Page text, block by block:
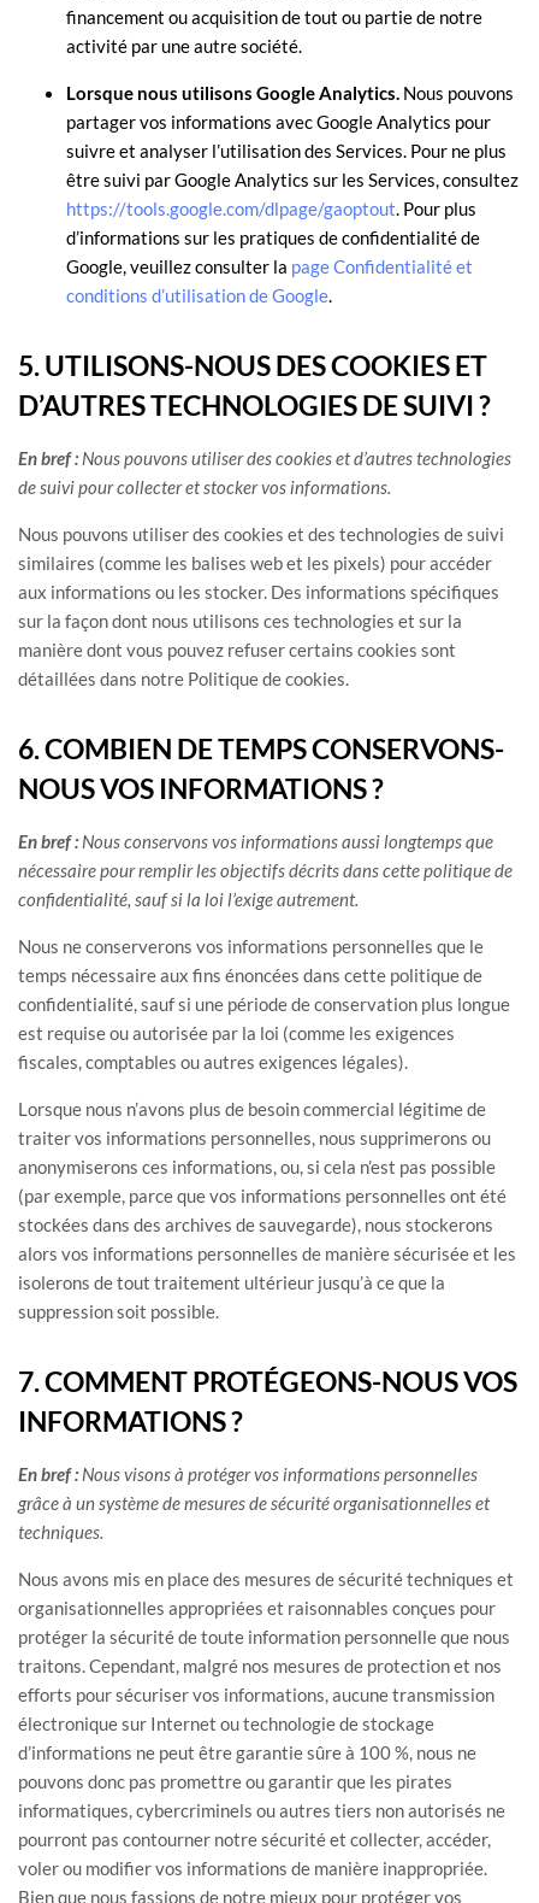
financement ou acquisition de tout ou partie de notre
activité par une autre société.
Lorsque nous utilisons Google Analytics. Nous pouvons
partager vos informations avec Google Analytics pour
suivre et analyser l’utilisation des Services. Pour ne plus
être suivi par Google Analytics sur les Services, consultez
https://tools.google.com/dlpage/gaoptout. Pour plus
d’informations sur les pratiques de confidentialité de
Google, veuillez consulter la page Confidentialité et
conditions d’utilisation de Google.
5. UTILISONS-NOUS DES COOKIES ET
D’AUTRES TECHNOLOGIES DE SUIVI ?
En bref : Nous pouvons utiliser des cookies et d’autres technologies
de suivi pour collecter et stocker vos informations.
Nous pouvons utiliser des cookies et des technologies de suivi
similaires (comme les balises web et les pixels) pour accéder
aux informations ou les stocker. Des informations spécifiques
sur la façon dont nous utilisons ces technologies et sur la
manière dont vous pouvez refuser certains cookies sont
détaillées dans notre Politique de cookies.
6. COMBIEN DE TEMPS CONSERVONS-
NOUS VOS INFORMATIONS ?
En bref : Nous conservons vos informations aussi longtemps que
nécessaire pourremplirles objectifs décrits dans cette politique de
confidentialité, sauf si la loi l’exige autrement.
Nous ne conserverons vos informations personnelles que le
temps nécessaire aux fins énoncées dans cette politique de
confidentialité, sauf si une période de conservation plus longue
est requise ou autorisée par la loi (comme les exigences
fiscales, comptables ou autres exigences légales).
Lorsque nous n’avons plus de besoin commercial légitime de
traiter vos informations personnelles, nous supprimerons ou
anonymiserons ces informations, ou, si cela n’est pas possible
(par exemple, parce que vos informations personnelles ont été
stockées dans des archives de sauvegarde), nous stockerons
alors vos informations personnelles de manière sécurisée et les
isolerons de tout traitement ultérieur jusqu’à ce que la
suppression soit possible.
7. COMMENT PROTÉGEONS-NOUS VOS
INFORMATIONS ?
En bref : Nous visons à protéger vos informations personnelles
grâce à un système de mesures de sécuritéorganisationnelleset
techniques.
Nous avons mis en place des mesures de sécurité techniques et
organisationnelles appropriées et raisonnables conçues pour
protéger la sécurité de toute information personnelle que nous
traitons. Cependant, malgré nos mesures de protection et nos
efforts pour sécuriser vos informations, aucune transmission
électronique sur Internet ou technologie de stockage
d’informations ne peut être garantie sûre à 100 %, nous ne
pouvons donc pas promettre ou garantir que les pirates
informatiques, cybercriminels ou autres tiers non autorisés ne
pourront pas contourner notre sécurité et collecter, accéder,
voler ou modifier vos informations de manière inappropriée.
Bien que nous fassions de notre mieux pour protéger vos